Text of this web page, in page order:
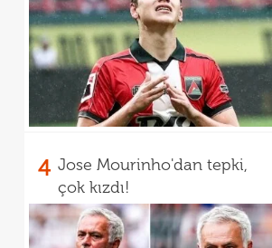
4 Jose Mourinho'dan tepki,
çok kızdı!